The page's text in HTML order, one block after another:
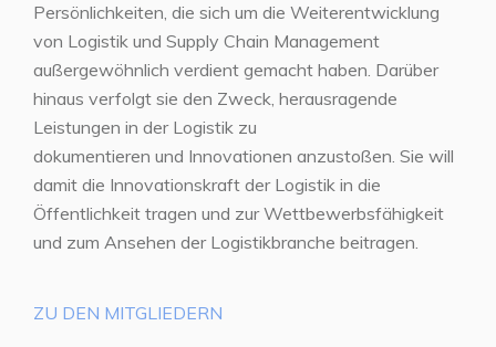
Persönlichkeiten, die sich um die Weiterentwicklung
von Logistik und Supply Chain Management
außergewöhnlich verdient gemacht haben. Darüber
hinaus verfolgt sie den Zweck, herausragende
Leistungen in der Logistik zu
dokumentieren und Innovationen anzustoßen. Sie will
damit die Innovationskraft der Logistik in die
Öffentlichkeit tragen und zur Wettbewerbsfähigkeit
und zum Ansehen der Logistikbranche beitragen.
ZU DEN MITGLIEDERN